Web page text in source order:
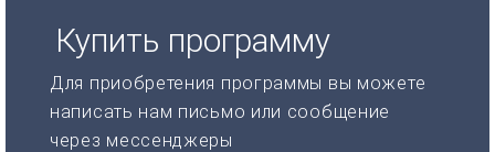
Купить программу
Для приобретения программы вы можете
написать нам письмо или сообщение
через мессенджеры